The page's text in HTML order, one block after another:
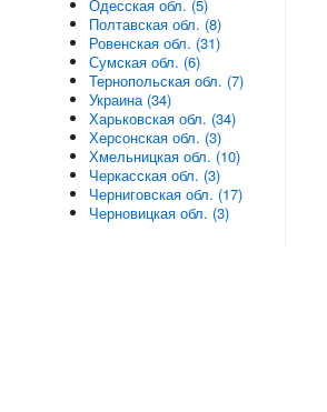
Одесская обл. (5)
Полтавская обл. (8)
Ровенская обл. (31)
Сумская обл. (6)
Тернопольская обл. (7)
Украина (34)
Харьковская обл. (34)
Херсонская обл. (3)
Хмельницкая обл. (10)
Черкасская обл. (3)
Черниговская обл. (17)
Черновицкая обл. (3)